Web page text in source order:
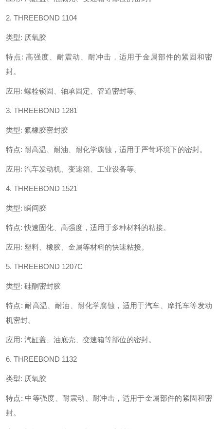
2. THREEBOND 1104
类型: 厌氧胶
特点: 高强度、耐震动、耐冲击，适用于金属部件的紧固和密
封。
应用: 螺栓锁固、轴承固定、管道密封等。
3. THREEBOND 1281
类型: 氟橡胶密封胶
特点: 耐高温、耐油、耐化学腐蚀，适用于严苛环境下的密封。
应用: 汽车发动机、变速箱、工业设备等。
4. THREEBOND 1521
类型: 瞬间胶
特点:快速固化、高强度，适用于多种材料的粘接。
应用: 塑料、橡胶、金属等材料的快速粘接。
5. THREEBOND 1207C
类型: 硅酮密封胶
特点: 耐高温、耐油、耐化学腐蚀，适用于汽车、摩托车等发动
机密封。
应用: 汽缸盖、油底壳、变速箱等部位的密封。
6. THREEBOND 1132
类型: 厌氧胶
特点:中等强度、耐震动、耐冲击，适用于金属部件的紧固和密
封。